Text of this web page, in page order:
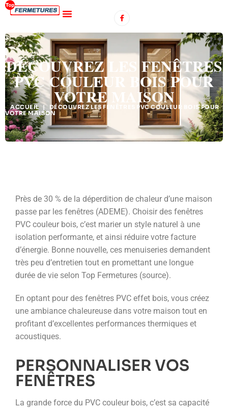
DÉCOUVREZ LES FENÊTRES
PVC COULEUR BOIS POUR
VOTRE MAISON
ACCUEIL | DÉCOUVREZ LES FENÊTRES PVC COULEUR BOIS POUR
VOTRE MAISON
Près de 30 % de la déperdition de chaleur d’une maison
passe par les fenêtres (ADEME). Choisir des fenêtres
PVC couleur bois, c’est marier un style naturel à une
isolation performante, et ainsi réduire votre facture
d’énergie. Bonne nouvelle, ces menuiseries demandent
très peu d’entretien tout en promettant une longue
durée de vie selon Top Fermetures (source).
En optant pour des fenêtres PVC effet bois, vous créez
une ambiance chaleureuse dans votre maison tout en
profitant d’excellentes performances thermiques et
acoustiques.
PERSONNALISER VOS
FENÊTRES
La grande force du PVC couleur bois, c’est sa capacité